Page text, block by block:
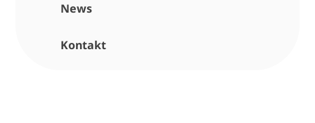
News
Kontakt